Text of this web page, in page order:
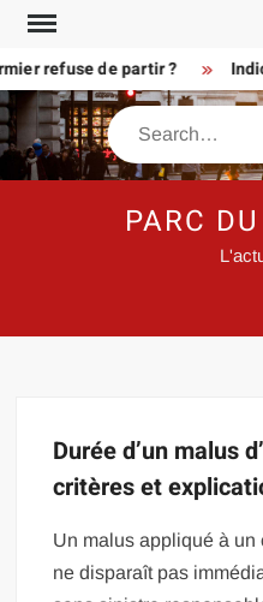
Skip
contentrefuse de partir ?
Search
PARC
Durée d’un malus
critères et
Un malus appliqué à un
ne disparaît pas